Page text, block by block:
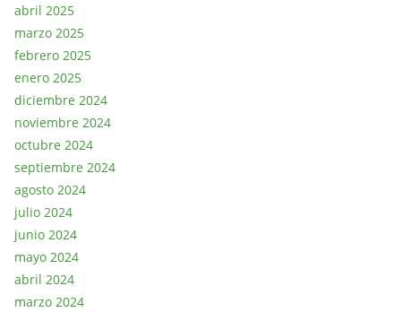
abril 2025
marzo 2025
febrero 2025
enero 2025
diciembre 2024
noviembre 2024
octubre 2024
septiembre 2024
agosto 2024
julio 2024
junio 2024
mayo 2024
abril 2024
marzo 2024